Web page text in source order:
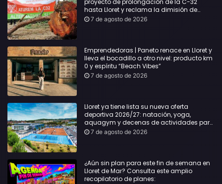
proyecto de prolongación de la C-32
hasta Lloret y reclama la dimisión de
Sílvia Paneque
7 de agosto de 2026
Emprendedoras | Paneto renace en Lloret y
lleva el bocadillo a otro nivel: producto km
0 y espíritu “Beach Vibes”
7 de agosto de 2026
Lloret ya tiene lista su nueva oferta
deportiva 2026/27: natación, yoga,
aquagym y decenas de actividades para
todas las edades
7 de agosto de 2026
¿Aún sin plan para este fin de semana en
Lloret de Mar? Consulta este amplio
recopilatorio de planes: